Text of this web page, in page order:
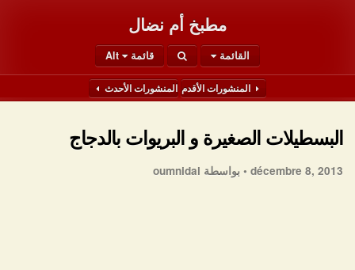
مطبخ أم نضال
القائمة قائمة Alt
المنشورات الأقدم المنشورات الأحدث
البسطيلات الصغيرة و البريوات بالدجاج
décembre 8, 2013 • بواسطة oumnidal